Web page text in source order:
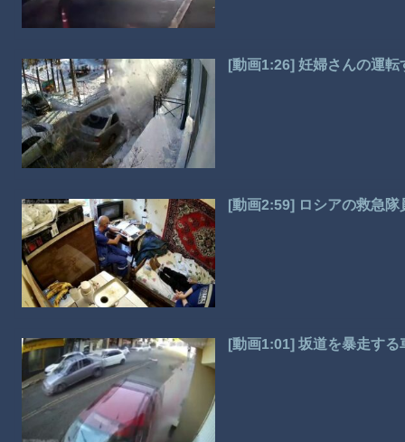
[動画1:26] 妊婦さんの運
[動画2:59] ロシアの救急
[動画1:01] 坂道を暴走す